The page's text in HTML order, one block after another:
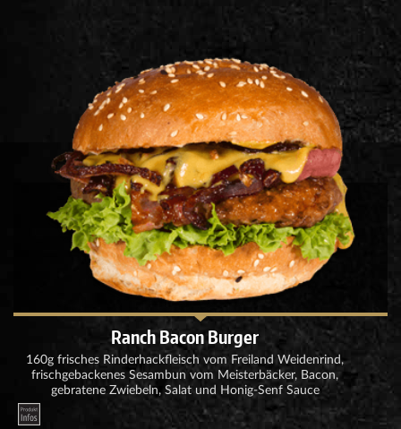
Ranch Bacon Burger
160g frisches Rinderhackfleisch vom Freiland Weidenrind,
frischgebackenes Sesambun vom Meisterbäcker, Bacon,
gebratene Zwiebeln, Salat und Honig-Senf Sauce